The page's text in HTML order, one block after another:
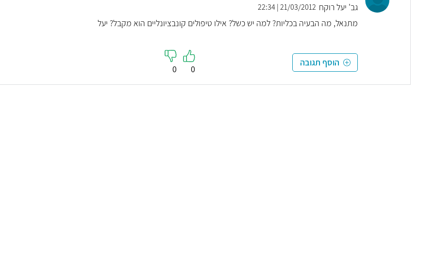
גב' יעל רוקח 21/03/2012 | 22:34
מתנאל, מה הבעיה בכליות? למה יש כשל? אילו טיפולים קונבציונליים הוא מקבל? יעל
הוסף תגובה
0
0